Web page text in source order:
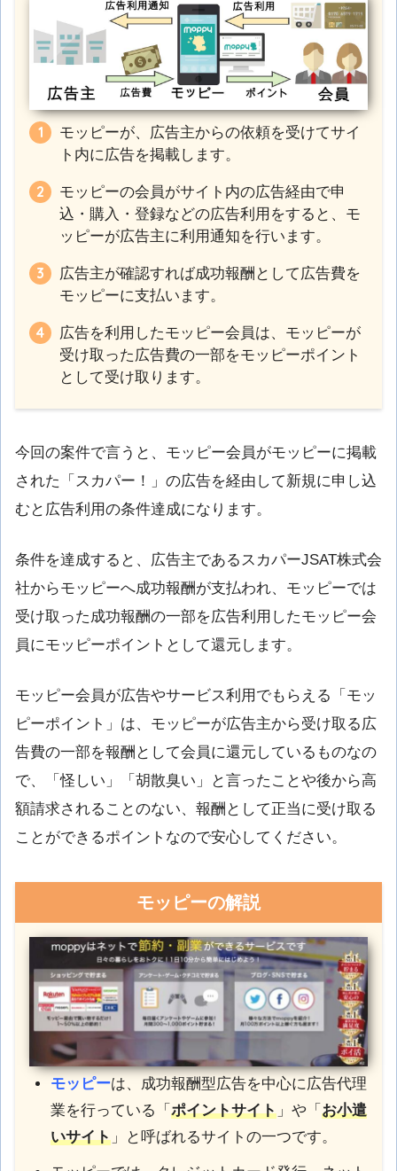
モッピーが、広告主からの依頼を受けてサイ
ト内に広告を掲載します。
モッピーの会員がサイト内の広告経由で申
込・購入・登録などの広告利用をすると、モ
ッピーが広告主に利用通知を行います。
広告主が確認すれば成功報酬として広告費を
モッピーに支払います。
広告を利用したモッピー会員は、モッピーが
受け取った広告費の一部をモッピーポイント
として受け取ります。
今回の案件で言うと、モッピー会員がモッピーに掲載
された「スカパー！」の広告を経由して新規に申し込
むと広告利用の条件達成になります。
条件を達成すると、広告主であるスカパーJSAT株式会
社からモッピーへ成功報酬が支払われ、モッピーでは
受け取った成功報酬の一部を広告利用したモッピー会
員にモッピーポイントとして還元します。
モッピー会員が広告やサービス利用でもらえる「モッ
ピーポイント」は、モッピーが広告主から受け取る広
告費の一部を報酬として会員に還元しているものなの
で、「怪しい」「胡散臭い」と言ったことや後から高
額請求されることのない、報酬として正当に受け取る
ことができるポイントなので安心してください。
モッピーの解説
モッピーは、成功報酬型広告を中心に広告代理
業を行っている「 ポイントサイト」や「 お小遣
いサイト」と呼ばれるサイトの一つです。